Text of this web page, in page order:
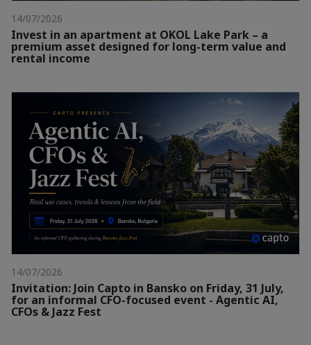
14/07/2026
Invest in an apartment at OKOL Lake Park – a
premium asset designed for long-term value and
rental income
14/07/2026
Invitation: Join Capto in Bansko on Friday, 31 July,
for an informal CFO-focused event - Agentic AI,
CFOs & Jazz Fest